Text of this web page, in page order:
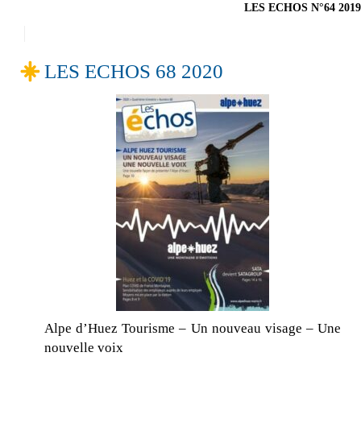
LES ECHOS N°64 2019
LES ECHOS 68 2020
Alpe d’Huez Tourisme – Un nouveau visage – Une
nouvelle voix